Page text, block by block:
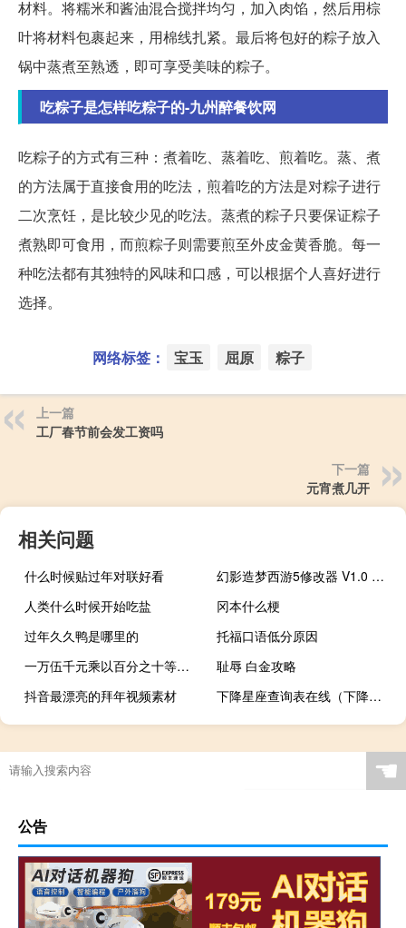
材料。将糯米和酱油混合搅拌均匀，加入肉馅，然后用棕
叶将材料包裹起来，用棉线扎紧。最后将包好的粽子放入
锅中蒸煮至熟透，即可享受美味的粽子。
吃粽子是怎样吃粽子的-九州醉餐饮网
吃粽子的方式有三种：煮着吃、蒸着吃、煎着吃。蒸、煮
的方法属于直接食用的吃法，煎着吃的方法是对粽子进行
二次烹饪，是比较少见的吃法。蒸煮的粽子只要保证粽子
煮熟即可食用，而煎粽子则需要煎至外皮金黄香脆。每一
种吃法都有其独特的风味和口感，可以根据个人喜好进行
选择。
网络标签： 宝玉 屈原 粽子
上一篇
工厂春节前会发工资吗
下一篇
元宵煮几开
相关问题
什么时候贴过年对联好看
幻影造梦西游5修改器 V1.0 最新免费版（幻影造梦西游5修改器 V1.0 最新免费版功能简介）
人类什么时候开始吃盐
冈本什么梗
过年久久鸭是哪里的
托福口语低分原因
一万伍千元乘以百分之十等于多少
耻辱 白金攻略
抖音最漂亮的拜年视频素材
下降星座查询表在线（下降星座查询表）
☚
公告